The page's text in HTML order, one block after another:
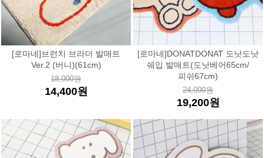
[로마네]브런치 브라더 발매트
Ver.2 (버니)(61cm)
18,000원
14,400원
[로마네]DONATDONAT 도낫도낫
쉐입 발매트(도낫베어65cm/
피쉬67cm)
24,000원
19,200원